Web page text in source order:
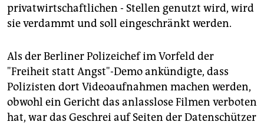
privatwirtschaftlichen - Stellen genutzt wird, wird
sie verdammt und soll eingeschränkt werden.
Als der Berliner Polizeichef im Vorfeld der
"Freiheit statt Angst"-Demo ankündigte, dass
Polizisten dort Videoaufnahmen machen werden,
obwohl ein Gericht das anlasslose Filmen verboten
hat, war das Geschrei auf Seiten der Datenschützer